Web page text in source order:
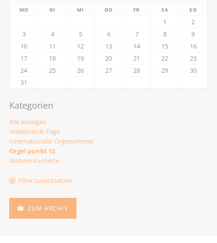
MO DI MI DO FR SA SO
1
2
3
4 5 6 7 8
9
10
11 12 13 14 15
16
17
18 19 20 21 22
23
24
25 26 27 28 29
30
31
Kategorien
Alle anzeigen
Hildebrandt-Tage
Internationaler Orgelsommer
Orgel punkt 12
Weitere Konzerte
Filter zurücksetzen
ZUM ARCHIV